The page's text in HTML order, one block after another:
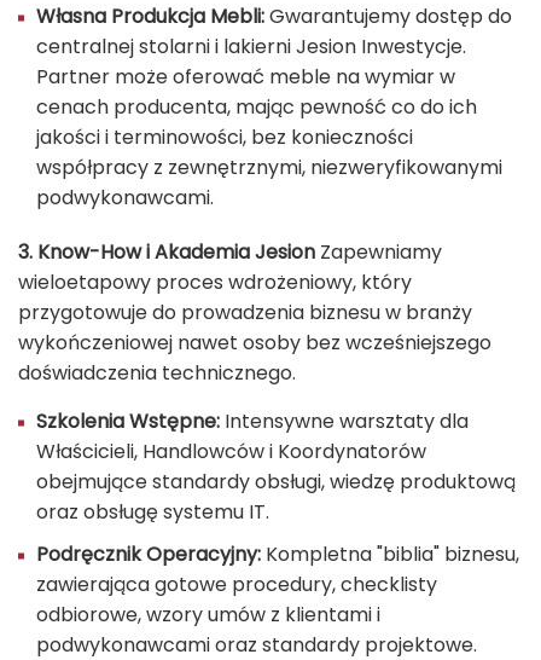
Własna Produkcja Mebli:Gwarantujemy dostęp do
centralnej stolarni i lakierni Jesion Inwestycje.
Partner może oferować meble na wymiar w
cenach producenta, mając pewność co do ich
jakości i terminowości, bez konieczności
współpracy z zewnętrznymi, niezweryfikowanymi
podwykonawcami.
3. Know-How i Akademia Jesion Zapewniamy
wieloetapowy proces wdrożeniowy, który
przygotowuje do prowadzenia biznesu w branży
wykończeniowej nawet osoby bez wcześniejszego
doświadczenia technicznego.
Szkolenia Wstępne: Intensywne warsztaty dla
Właścicieli, Handlowców i Koordynatorów
obejmujące standardy obsługi, wiedzę produktową
oraz obsługę systemu IT.
Podręcznik Operacyjny: Kompletna "biblia" biznesu,
zawierająca gotowe procedury, checklisty
odbiorowe, wzory umów z klientami i
podwykonawcami oraz standardy projektowe.​